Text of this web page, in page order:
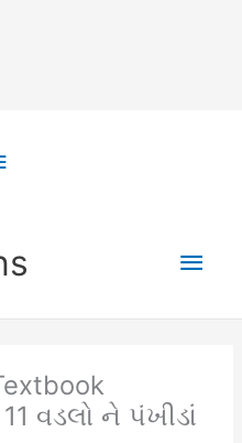
Main
વડલો ને પંખીડાં